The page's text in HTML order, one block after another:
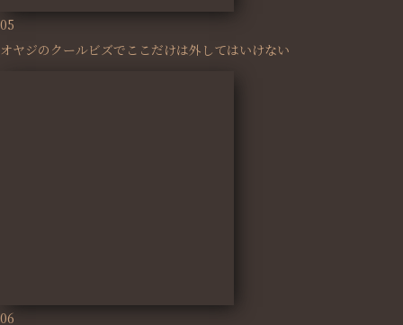
05
オヤジのクールビズでここだけは外してはいけない
06